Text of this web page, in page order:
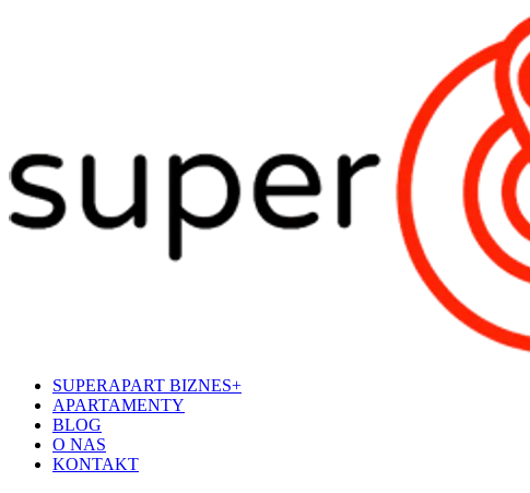
SUPERAPART BIZNES+
APARTAMENTY
BLOG
O NAS
KONTAKT